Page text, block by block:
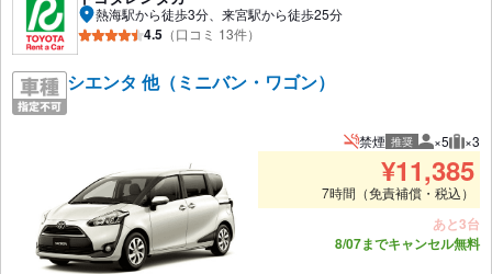
熱海駅から徒歩3分、来宮駅から徒歩25分
4.5 （口コミ 13件）
シエンタ 他（ミニバン・ワゴン）
禁煙 推奨 推奨人数
×5 推
×3
¥11,385
7時間（免責補償・税込）
あと3台
8/07までキャンセル無料